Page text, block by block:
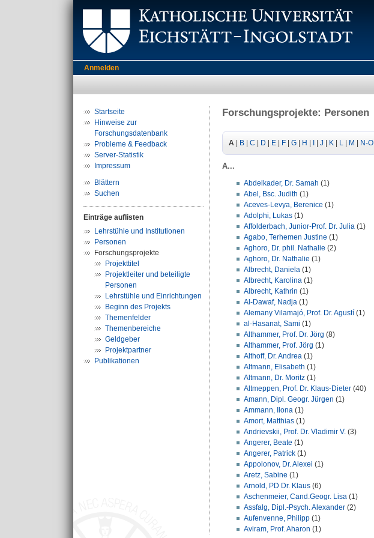
Anmelden
Startseite
Hinweise zur
Forschungsdatenbank
Probleme & Feedback
Server-Statistik
Impressum
Blättern
Suchen
Einträge auflisten
Lehrstühle und Institutionen
Personen
Forschungsprojekte
Projekttitel
Projektleiter und beteiligte
Personen
Lehrstühle und Einrichtungen
Beginn des Projekts
Themenfelder
Themenbereiche
Geldgeber
Projektpartner
Publikationen
Forschungsprojekte: Personen
A B C D E F G H J K L M N-O
A...
Abdelkader, Dr. Samah (1)
Abel, Bsc. Judith (1)
Aceves-Levya, Berenice (1)
Adolphi, Lukas (1)
Affolderbach, Junior-Prof. Dr. Julia (1)
Agabo, Terhemen Justine (1)
Aghoro, Dr. phil. Nathalie (2)
Aghoro, Dr. Nathalie (1)
Albrecht, Daniela (1)
Albrecht, Karolina (1)
Albrecht, Kathrin (1)
Al-Dawaf, Nadja (1)
Alemany Vilamajó, Prof. Dr. Agustí (1)
al-Hasanat, Sami (1)
Althammer, Prof. Dr. Jörg (8)
Althammer, Prof. Jörg (1)
Althoff, Dr. Andrea (1)
Altmann, Elisabeth (1)
Altmann, Dr. Moritz (1)
Altmeppen, Prof. Dr. Klaus-Dieter (40)
Amann, Dipl. Geogr. Jürgen (1)
Ammann, Ilona (1)
Amort, Matthias (1)
Andrievskii, Prof. Dr. Vladimir V. (3)
Angerer, Beate (1)
Angerer, Patrick (1)
Appolonov, Dr. Alexei (1)
Aretz, Sabine (1)
Arnold, PD Dr. Klaus (6)
Aschenmeier, Cand.Geogr. Lisa (1)
Assfalg, Dipl.-Psych. Alexander (2)
Aufenvenne, Philipp (1)
Aviram, Prof. Aharon (1)